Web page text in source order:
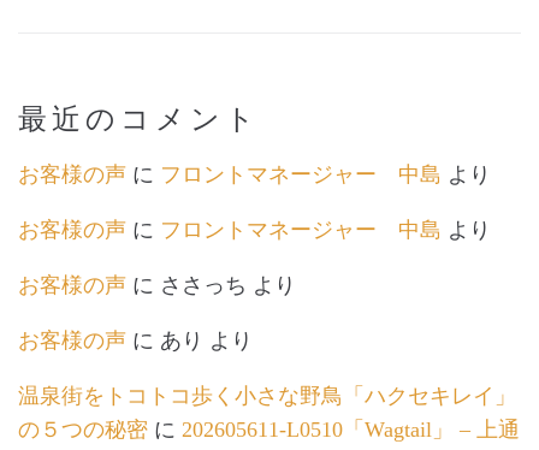
最近のコメント
お客様の声 に フロントマネージャー 中島 より
お客様の声 に フロントマネージャー 中島 より
お客様の声 に ささっち より
お客様の声 に あり より
温泉街をトコトコ歩く小さな野鳥「ハクセキレイ」
の５つの秘密 に 202605611-L0510「Wagtail」 – 上通